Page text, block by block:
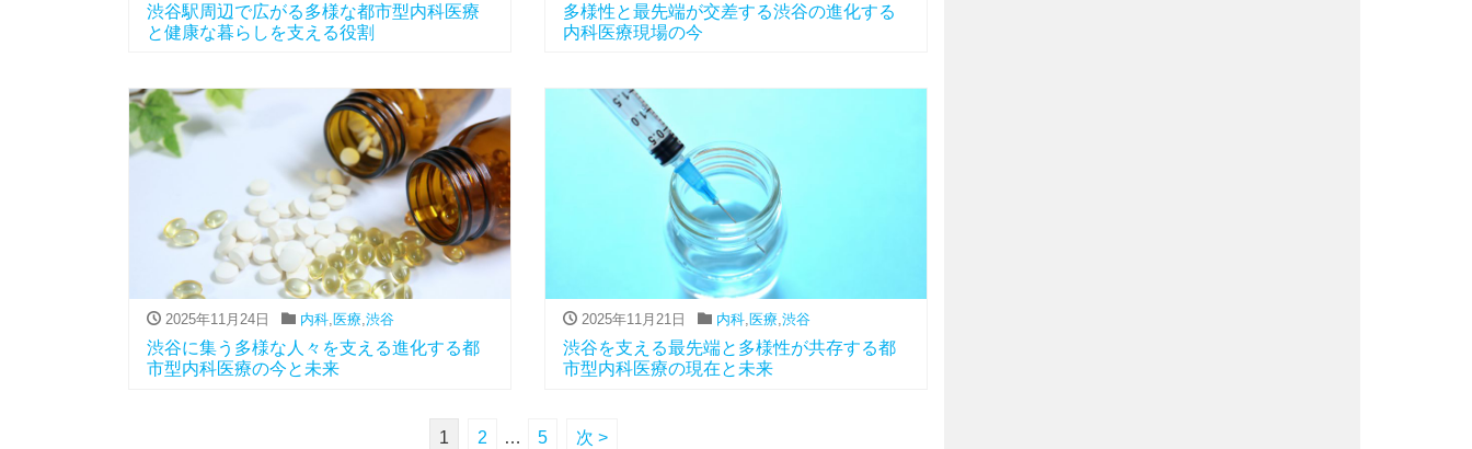
渋谷駅周辺で広がる多様な都市型内科医療
と健康な暮らしを支える役割
多様性と最先端が交差する渋谷の進化する
内科医療現場の今
2025年11月24日 内科,医療,渋谷
渋谷に集う多様な人々を支える進化する都
市型内科医療の今と未来
2025年11月21日 内科,医療,渋谷
渋谷を支える最先端と多様性が共存する都
市型内科医療の現在と未来
1 2 … 5 次 >